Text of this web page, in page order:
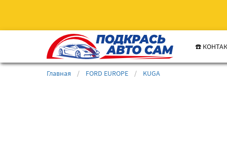
☎️
Главная / FORD EUROPE / KUGA